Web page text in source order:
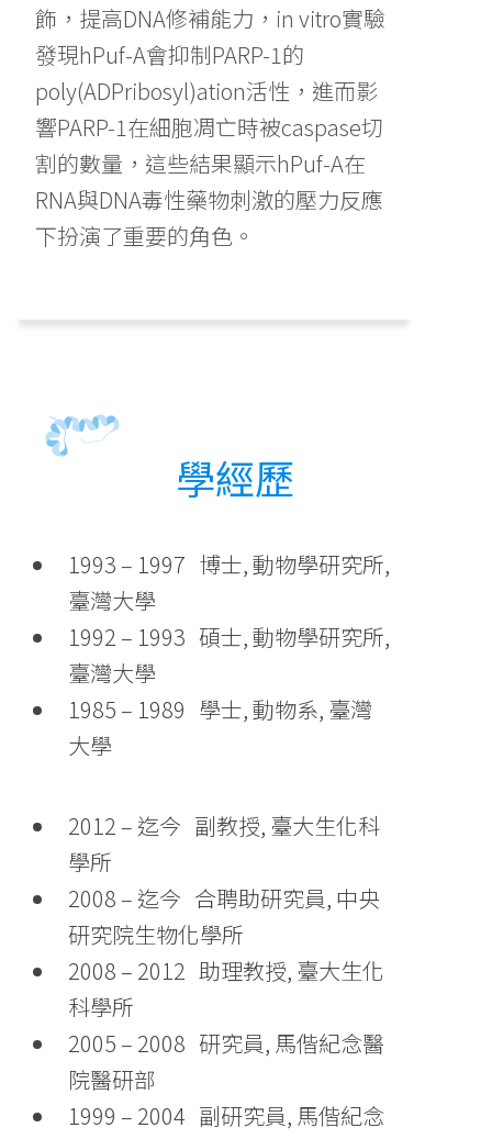
飾，提高DNA修補能力，in vitro實驗
發現hPuf-A會抑制PARP-1的
poly(ADPribosyl)ation活性，進而影
響PARP-1在細胞凋亡時被caspase切
割的數量，這些結果顯示hPuf-A在
RNA與DNA毒性藥物刺激的壓力反應
下扮演了重要的角色。
學經歷
1993 – 1997 博士, 動物學研究所,
臺灣大學
1992 – 1993 碩士, 動物學研究所,
臺灣大學
1985 – 1989 學士, 動物系, 臺灣
大學
2012 – 迄今 副教授, 臺大生化科
學所
2008 – 迄今 合聘助研究員, 中央
研究院生物化學所
2008 – 2012 助理教授, 臺大生化
科學所
2005 – 2008 研究員, 馬偕紀念醫
院醫研部
1999 – 2004 副研究員, 馬偕紀念